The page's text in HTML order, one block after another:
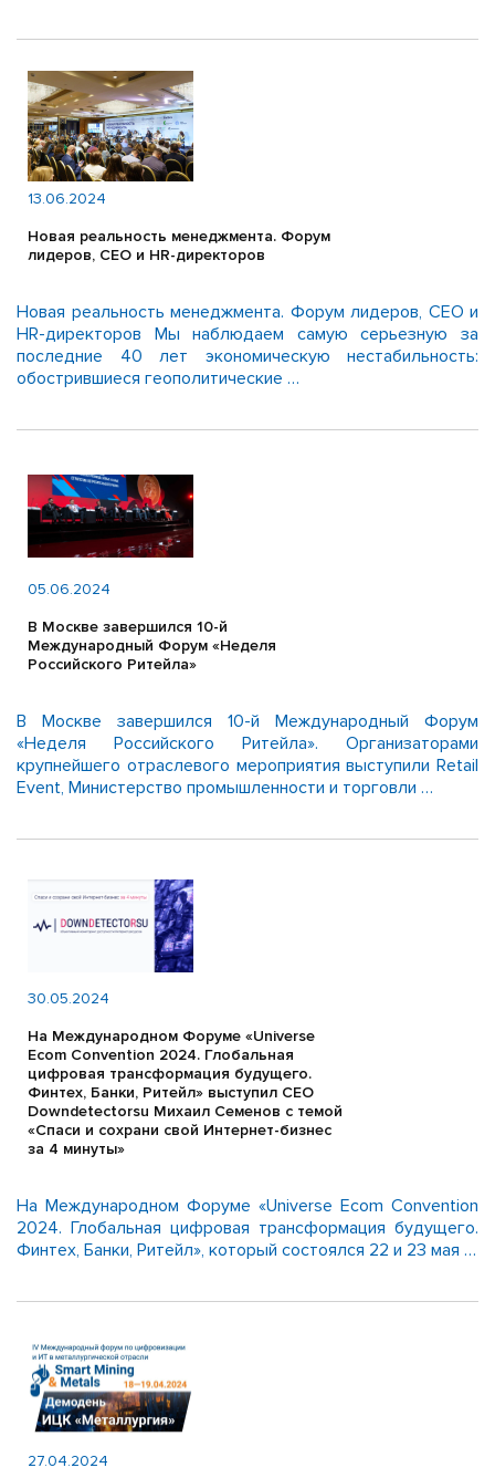
13.06.2024
Новая реальность менеджмента. Форум
лидеров, CEO и HR-директоров
Новая реальность менеджмента. Форум лидеров, CEO и
HR-директоров Мы наблюдаем самую серьезную за
последние 40 лет экономическую нестабильность:
обострившиеся геополитические …
05.06.2024
В Москве завершился 10-й
Международный Форум «Неделя
Российского Ритейла»
В Москве завершился 10-й Международный Форум
«Неделя Российского Ритейла». Организаторами
крупнейшего отраслевого мероприятия выступили Retail
Event, Министерство промышленности и торговли …
30.05.2024
На Международном Форуме «Universe
Ecom Convention 2024. Глобальная
цифровая трансформация будущего.
Финтех, Банки, Ритейл» выступил СЕО
Downdetectorsu Михаил Семенов с темой
«Спаси и сохрани свой Интернет-бизнес
за 4 минуты»
На Международном Форуме «Universe Ecom Convention
2024. Глобальная цифровая трансформация будущего.
Финтех, Банки, Ритейл», который состоялся 22 и 23 мая …
27.04.2024